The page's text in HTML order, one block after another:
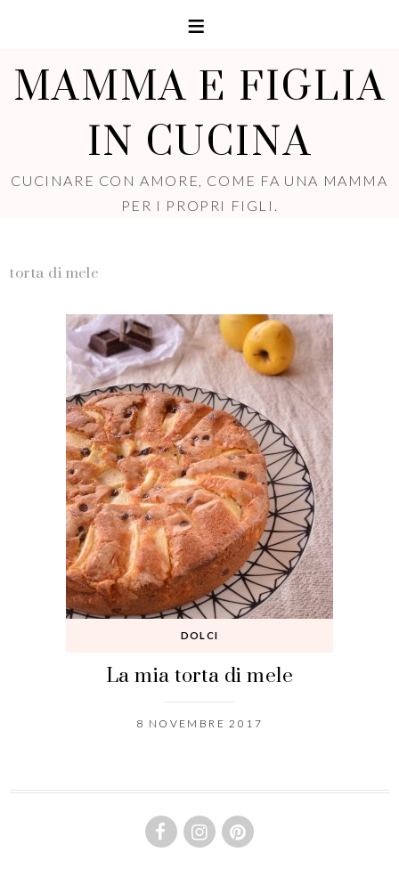
MAMMA E FIGLIA
IN CUCINA
CUCINARE CON AMORE, COME FA UNA MAMMA
PER I PROPRI FIGLI.
torta di mele
DOLCI
La mia torta di mele
8 NOVEMBRE 2017